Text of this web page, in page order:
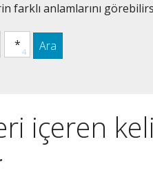
farklı anlamlarını
Ara
içeren